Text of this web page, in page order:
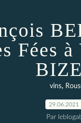
Fées
vins,
29.06.2021
Par